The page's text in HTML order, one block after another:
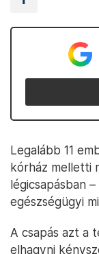
Legalább 11
kórház melletti
légicsapásban
egészségügyi
A csapás azt a
elhagyni